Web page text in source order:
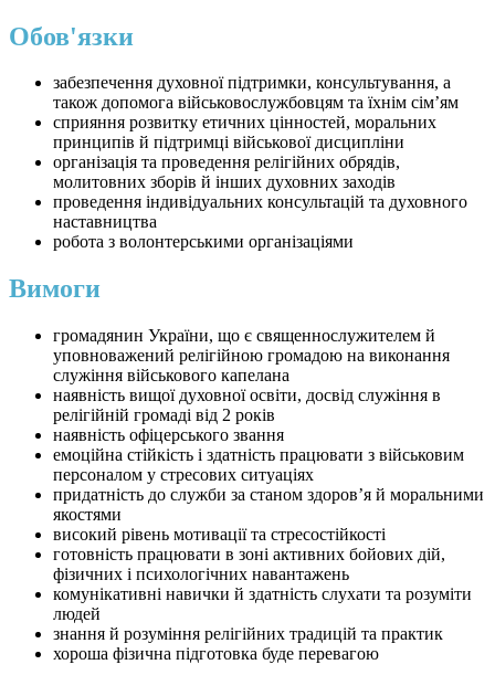
Обов'язки
забезпечення духовної підтримки, консультування, а
також допомога військовослужбовцям та їхнім сім’ям
сприяння розвитку етичних цінностей, моральних
принципів й підтримці військової дисципліни
організація та проведення релігійних обрядів,
молитовних зборів й інших духовних заходів
проведення індивідуальних консультацій та духовного
наставництва
робота з волонтерськими організаціями
Вимоги
громадянин України, що є священнослужителем й
уповноважений релігійною громадою на виконання
служіння військового капелана
наявність вищої духовної освіти, досвід служіння в
релігійній громаді від 2 років
наявність офіцерського звання
емоційна стійкість і здатність працювати з військовим
персоналом у стресових ситуаціях
придатність до служби за станом здоров’я й моральними
якостями
високий рівень мотивації та стресостійкості
готовність працювати в зоні активних бойових дій,
фізичних і психологічних навантажень
комунікативні навички й здатність слухати та розуміти
людей
знання й розуміння релігійних традицій та практик
хороша фізична підготовка буде перевагою